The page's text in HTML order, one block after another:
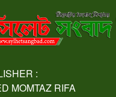
:
MOMTAZ RIFA